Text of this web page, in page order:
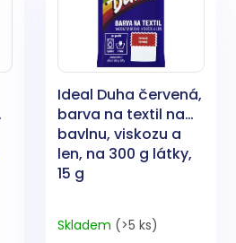
Ideal Duha červená,
barva na textil na
bavlnu, viskozu a
len, na 300 g látky,
15 g
Skladem (>5 ks)